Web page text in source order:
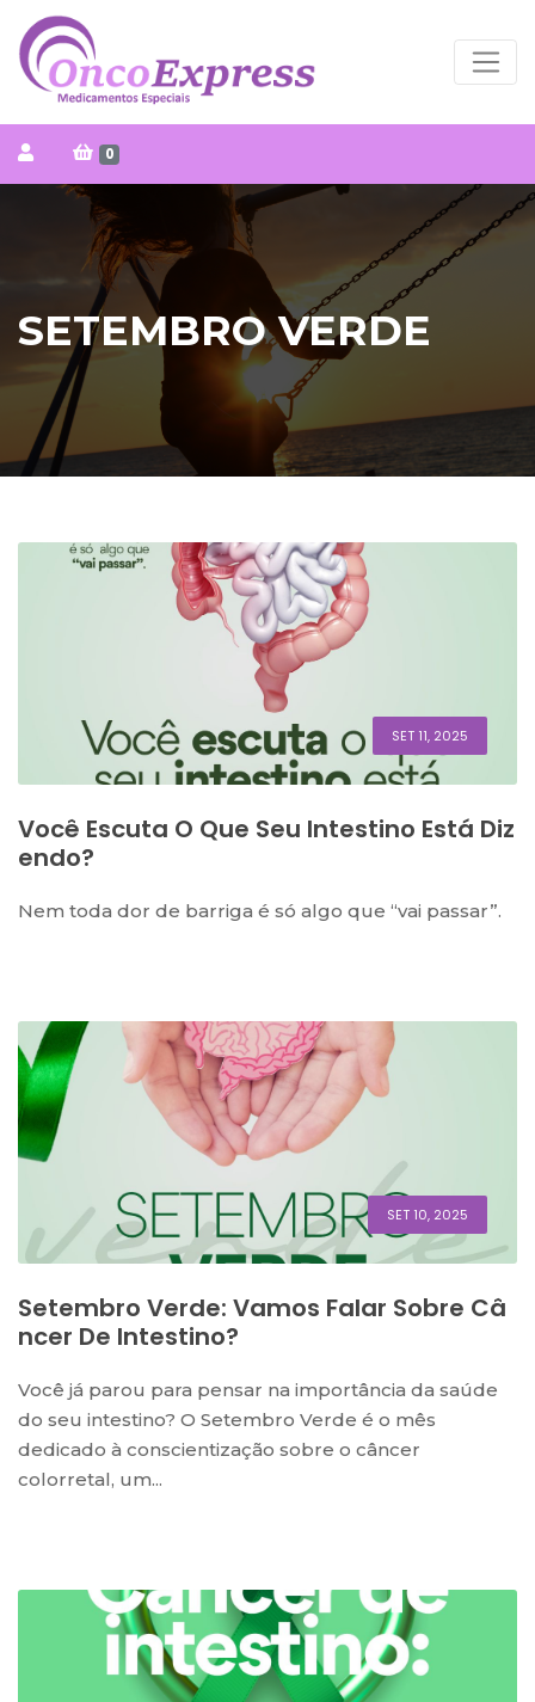
0
SETEMBRO VERDE
SET 11, 2025
Você Escuta O Que Seu Intestino Está Diz
Endo?
Nem toda dor de barriga é só algo que “vai passar”.
SET 10, 2025
Setembro Verde: Vamos Falar Sobre Câ
Ncer De Intestino?
Você já parou para pensar na importância da saúde
do seu intestino? O Setembro Verde é o mês
dedicado à conscientização sobre o câncer
colorretal, um...